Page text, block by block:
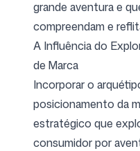
grande aventura e
compreendam e
A Influência do
de Marca
Incorporar o
posicionamento da
estratégico que
consumidor por